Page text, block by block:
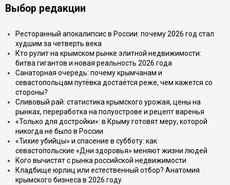
Выбор редакции
Ресторанный апокалипсис в России: почему 2026 год стал
худшим за четверть века
Кто рулит на крымском рынке элитной недвижимости:
битва гигантов и новая реальность 2026 года
Санаторная очередь: почему крымчанам и
севастопольцам путёвка достаётся реже, чем кажется со
стороны?
Сливовый рай: статистика крымского урожая, цены на
рынках, переработка на полуострове и рецепт варенья
«Только для достройки»: в Крыму готовят меру, которой
никогда не было в России
«Тихие убийцы» и спасение в субботу: как
севастопольские «Дни здоровья» меняют жизни людей
Кого вычистят с рынка российской недвижимости
Кладбище юрлиц или естественный отбор? Анатомия
крымского бизнеса в 2026 году